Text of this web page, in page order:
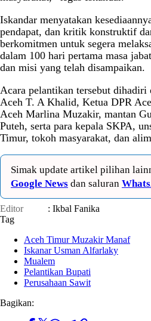
Iskandar menyatakan
pendapat, dan kritik konstruktif
berkomitmen untuk segera
dalam 100 hari pertama masa
dan misi yang telah disampaikan.
Acara pelantikan tersebut
Aceh T. A Khalid, Ketua DPR
Aceh Marlina Muzakir, mantan
Puteh, serta para kepala SKPA,
Timur, tokoh masyarakat, dan
Simak update artikel pilihan
Google News dan saluran
Editor
: Ikbal Fanika
Tag
Aceh Timur Muzakir Manaf
Iskanar Usman Alfarlaky
Mualem
Pelantikan Bupati
Perusahaan Sawit
Bagikan: